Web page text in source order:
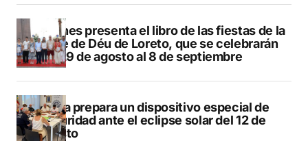
Duanes presenta el libro de las fiestas de la
Mare de Déu de Loreto, que se celebrarán
del 29 de agosto al 8 de septiembre
Xàbia prepara un dispositivo especial de
seguridad ante el eclipse solar del 12 de
agosto